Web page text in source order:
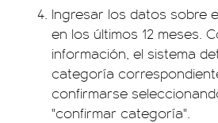
Ingresar los datos sobre
en los últimos 12 meses.
información, el sistema
categoría
confirmarse
"confirmar categoría".